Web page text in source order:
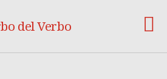
del Verbo